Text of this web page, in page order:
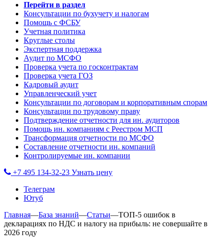
Перейти в раздел
Консультации по бухучету и налогам
Помощь с ФСБУ
Учетная политика
Круглые столы
Экспертная поддержка
Аудит по МСФО
Проверка учета по госконтрактам
Проверка учета ГОЗ
Кадровый аудит
Управленческий учет
Консультации по договорам и корпоративным спорам
Консультации по трудовому праву
Подтверждение отчетности для ин. аудиторов
Помощь ин. компаниям с Реестром МСП
Трансформация отчетности по МСФО
Составление отчетности ин. компаний
Контролируемые ин. компании
+7 495 134-32-23 Узнать цену
Телеграм
Ютуб
Главная—База знаний—Статьи—ТОП-5 ошибок в
декларациях по НДС и налогу на прибыль: не совершайте в
2026 году